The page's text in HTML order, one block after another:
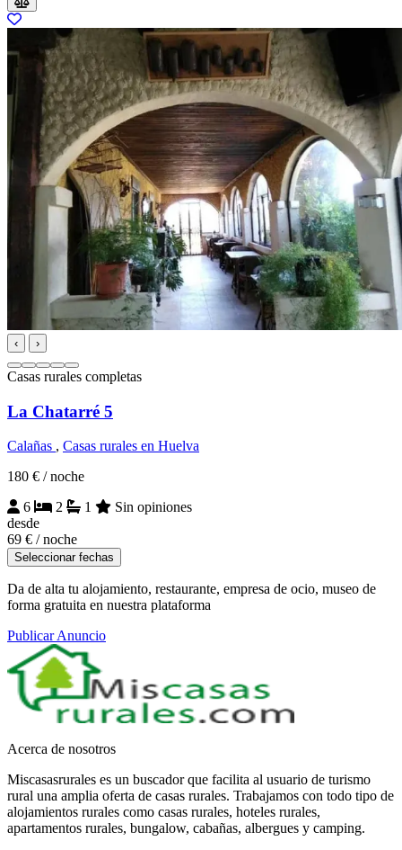
‹ ›
Casas rurales completas
La Chatarré 5
Calañas , Casas rurales en Huelva
180 € / noche
6
2 1
Sin opiniones
desde
69 € / noche
Seleccionar fechas
Da de alta tu alojamiento, restaurante, empresa de ocio, museo de
forma gratuita en nuestra plataforma
Publicar Anuncio
Acerca de nosotros
Miscasasrurales es un buscador que facilita al usuario de turismo
rural una amplia oferta de casas rurales. Trabajamos con todo tipo de
alojamientos rurales como casas rurales, hoteles rurales,
apartamentos rurales, bungalow, cabañas, albergues y camping.